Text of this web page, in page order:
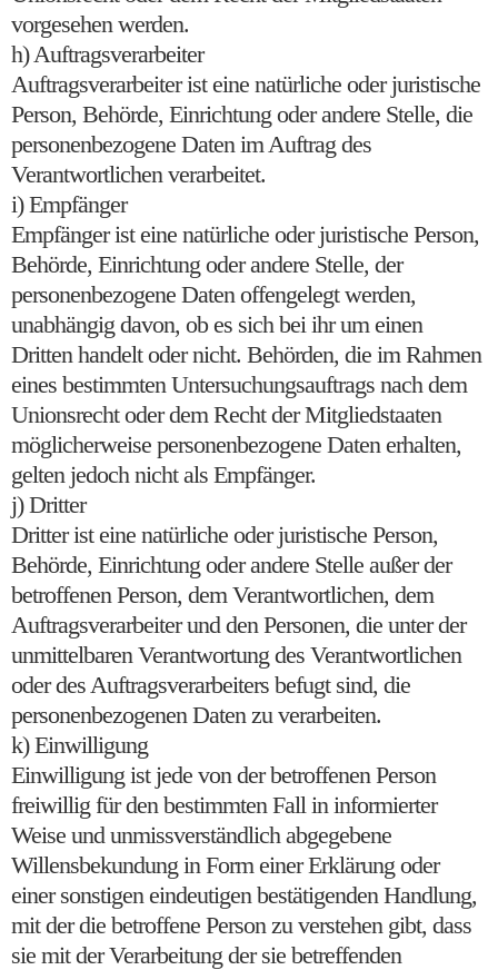
vorgesehen werden.
h) Auftragsverarbeiter
Auftragsverarbeiter ist eine natürliche oder juristische
Person, Behörde, Einrichtung oder andere Stelle, die
personenbezogene Daten im Auftrag des
Verantwortlichen verarbeitet.
i) Empfänger
Empfänger ist eine natürliche oder juristische Person,
Behörde, Einrichtung oder andere Stelle, der
personenbezogene Daten offengelegt werden,
unabhängig davon, ob es sich bei ihr um einen
Dritten handelt oder nicht. Behörden, die im Rahmen
eines bestimmten Untersuchungsauftrags nach dem
Unionsrecht oder dem Recht der Mitgliedstaaten
möglicherweise personenbezogene Daten erhalten,
gelten jedoch nicht als Empfänger.
j) Dritter
Dritter ist eine natürliche oder juristische Person,
Behörde, Einrichtung oder andere Stelle außer der
betroffenen Person, dem Verantwortlichen, dem
Auftragsverarbeiter und den Personen, die unter der
unmittelbaren Verantwortung des Verantwortlichen
oder des Auftragsverarbeiters befugt sind, die
personenbezogenen Daten zu verarbeiten.
k) Einwilligung
Einwilligung ist jede von der betroffenen Person
freiwillig für den bestimmten Fall in informierter
Weise und unmissverständlich abgegebene
Willensbekundung in Form einer Erklärung oder
einer sonstigen eindeutigen bestätigenden Handlung,
mit der die betroffene Person zu verstehen gibt, dass
sie mit der Verarbeitung der sie betreffenden